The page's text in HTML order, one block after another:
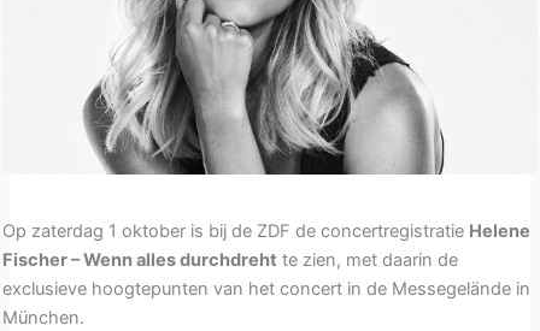
Op zaterdag 1 oktober is bij de ZDF de concertregistratie Helene
Fischer – Wenn alles durchdreht te zien, met daarin de
exclusieve hoogtepunten van het concert in de Messegelände in
München.